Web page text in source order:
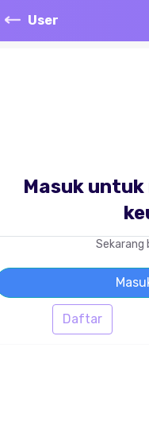
User
Masuk
Sekarang
Daftar